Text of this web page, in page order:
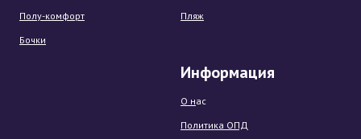
Полу-комфорт
Бочки
Пляж
Информация
О нас
Политика ОПД